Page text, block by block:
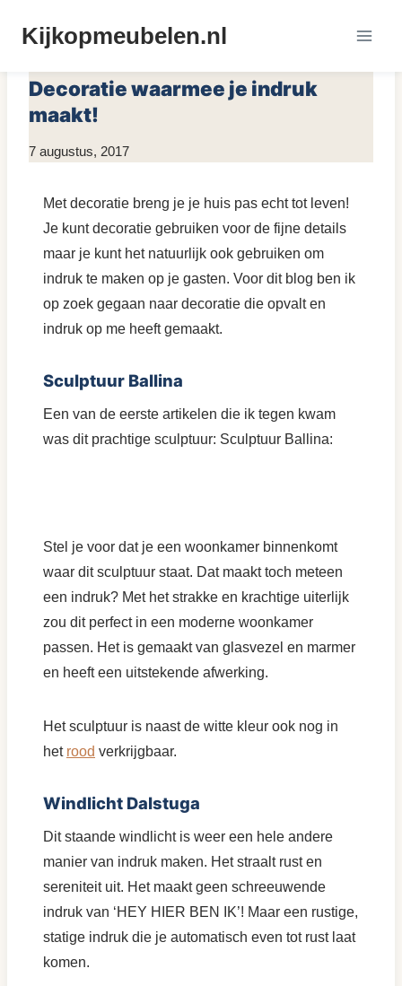
naarKijkopmeubelen.nl
Decoratie waarmee je indruk
maakt!
Door
7 augustus, 2017
Met decoratie breng je je huis pas echt tot leven!
Je kunt decoratie gebruiken voor de fijne details
maar je kunt het natuurlijk ook gebruiken om
indruk te maken op je gasten. Voor dit blog ben ik
op zoek gegaan naar decoratie die opvalt en
indruk op me heeft gemaakt.
Sculptuur Ballina
Een van de eerste artikelen die ik tegen kwam
was dit prachtige sculptuur: Sculptuur Ballina:
Stel je voor dat je een woonkamer binnenkomt
waar dit sculptuur staat. Dat maakt toch meteen
een indruk? Met het strakke en krachtige uiterlijk
zou dit perfect in een moderne woonkamer
passen. Het is gemaakt van glasvezel en marmer
en heeft een uitstekende afwerking.
Het sculptuur is naast de witte kleur ook nog in
het rood verkrijgbaar.
Windlicht Dalstuga
Dit staande windlicht is weer een hele andere
manier van indruk maken. Het straalt rust en
sereniteit uit. Het maakt geen schreeuwende
indruk van ‘HEY HIER BEN IK’! Maar een rustige,
statige indruk die je automatisch even tot rust laat
komen.